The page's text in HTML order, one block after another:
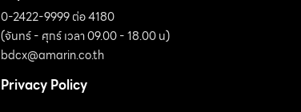
0-2422-9999 ต่อ 4180
(จันทร์ - ศุกร์ เวลา 09.00 - 18.00 น)
bdcx@amarin.co.th
Privacy Policy